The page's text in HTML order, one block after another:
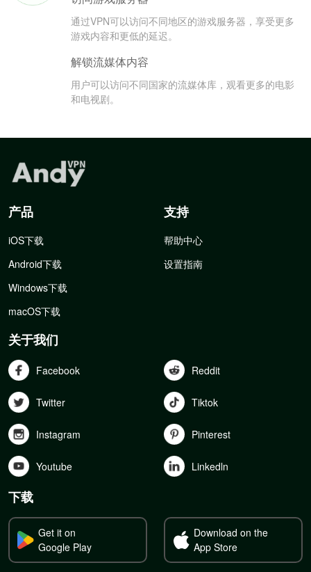
通过VPN可以访问不同地区的游戏服务器，享受更多
游戏内容和更低的延迟。
解锁流媒体内容
用户可以访问不同国家的流媒体库，观看更多的电影
和电视剧。
产品
iOS下载
Android下载
Windows下载
macOS下载
支持
帮助中心
设置指南
关于我们
Facebook Reddit
Twitter Tiktok
Instagram Pinterest
Youtube Linkedln
下载
Get it on
Google Play
Download on the
App Store